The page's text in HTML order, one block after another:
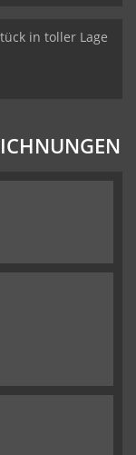
in toller Lage